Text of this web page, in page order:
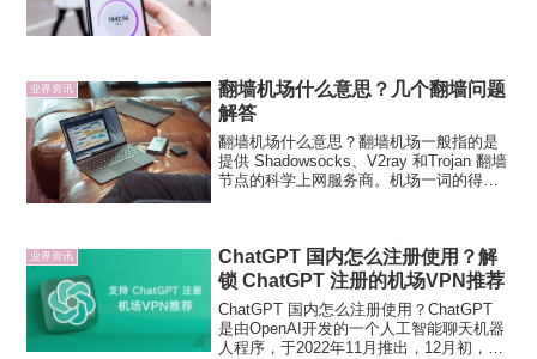
业界资讯
翻墙机场什么意思？几个翻墙问题
解答
翻墙机场什么意思？翻墙机场一般指的是
提供 Shadowsocks、V2ray 和Trojan 翻墙
节点的科学上网服务商。机场一词的得名
业界资讯
ChatGPT 国内怎么注册使用？解
锁 ChatGPT 注册的机场VPN推荐
ChatGPT 国内怎么注册使用？ChatGPT
是由OpenAI开发的一个人工智能聊天机器
人程序，于2022年11月推出，12月初，中